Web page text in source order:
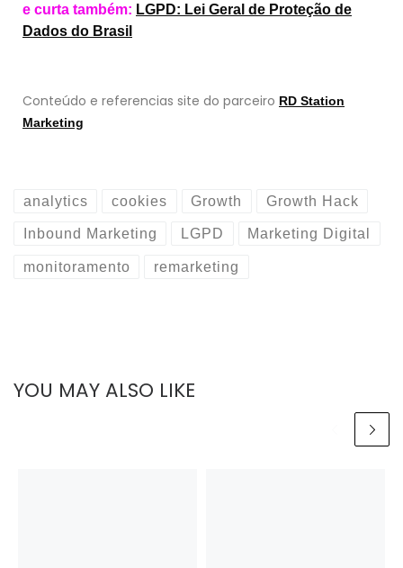
e curta também: LGPD: Lei Geral de Proteção de
Dados do Brasil
Conteúdo e referencias site do parceiro RD Station
Marketing
analytics cookies Growth Growth Hack
Inbound Marketing LGPD Marketing Digital
monitoramento remarketing
YOU MAY ALSO LIKE